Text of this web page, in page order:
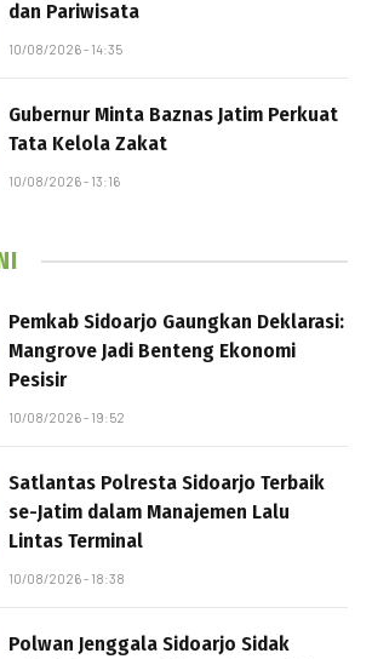
dan Pariwisata
10/08/2026 - 14:35
Gubernur Minta Baznas Jatim Perkuat
Tata Kelola Zakat
10/08/2026 - 13:16
Pemkab Sidoarjo Gaungkan Deklarasi:
Mangrove Jadi Benteng Ekonomi
Pesisir
10/08/2026 - 19:52
Satlantas Polresta Sidoarjo Terbaik
se-Jatim dalam Manajemen Lalu
Lintas Terminal
10/08/2026 - 18:38
Polwan Jenggala Sidoarjo Sidak